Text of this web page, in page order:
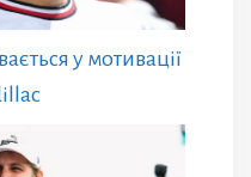
у мотивації